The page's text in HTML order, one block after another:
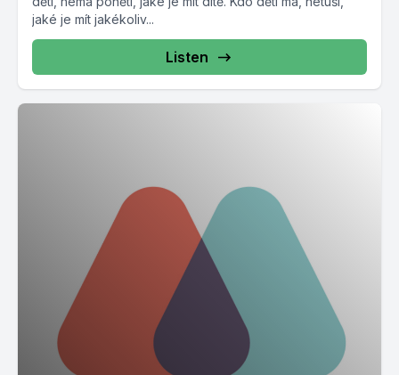
jaké je mít jakékoliv...
Listen